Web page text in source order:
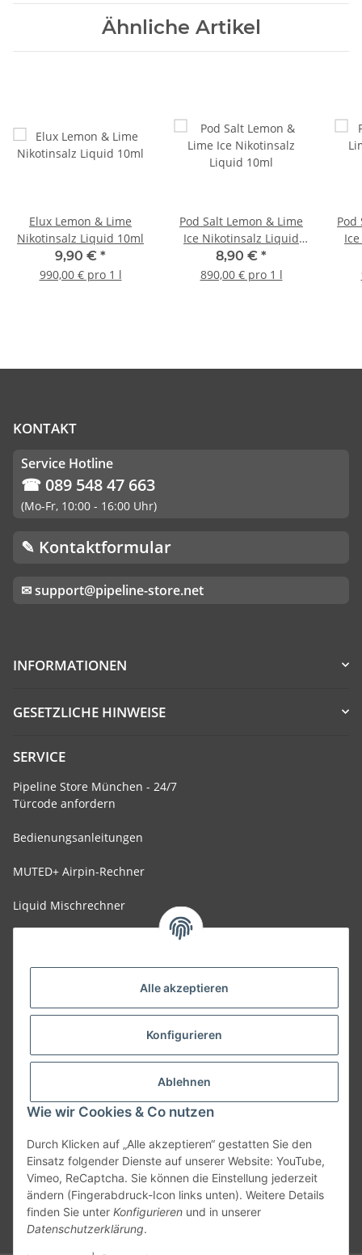
Alle akzeptieren
Konfigurieren
Ablehnen
Wie wir Cookies & Co nutzen
Durch Klicken auf „Alle akzeptieren“ gestatten Sie den
Einsatz folgender Dienste auf unserer Website: YouTube,
Vimeo, ReCaptcha. Sie können die Einstellung jederzeit
ändern (Fingerabdruck-Icon links unten). Weitere Details
finden Sie unter Konfigurieren und in unserer
Datenschutzerklärung.
Ähnliche Artikel
Elux Lemon & Lime
Nikotinsalz Liquid 10ml
9,90 € *
990,00 € pro 1 l
Pod Salt Lemon & Lime
Ice Nikotinsalz Liquid
10ml
8,90 € *
890,00 € pro 1 l
Pod
KONTAKT
Service Hotline
☎ 089 548 47 663
(Mo-Fr, 10:00 - 16:00 Uhr)
✎ Kontaktformular
✉ support@pipeline-store.net
INFORMATIONEN
GESETZLICHE HINWEISE
SERVICE
Pipeline Store München - 24/7
Türcode anfordern
Bedienungsanleitungen
MUTED+ Airpin-Rechner
Liquid Mischrechner
FAQ
Vertrag widerrufen
* Alle Preise inkl. gesetzlicher USt., zzgl.